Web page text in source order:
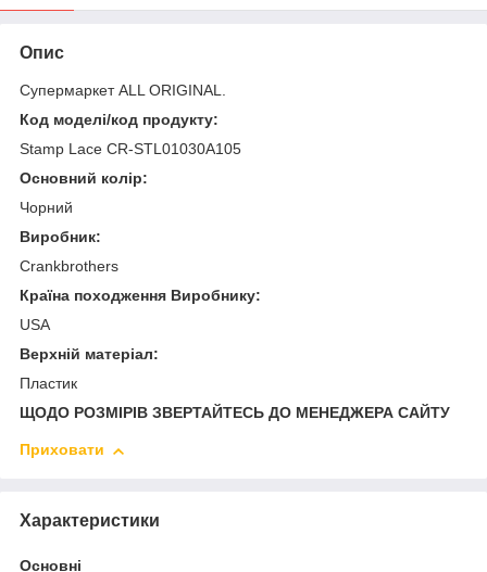
Опис
Супермаркет ALL ORIGINAL.
Код моделі/код продукту:
Stamp Lace CR-STL01030A105
Основний колір:
Чорний
Виробник:
Crankbrothers
Країна походження Виробнику:
USA
Верхній матеріал:
Пластик
ЩОДО РОЗМІРІВ ЗВЕРТАЙТЕСЬ ДО МЕНЕДЖЕРА САЙТУ
Приховати
Характеристики
Основні